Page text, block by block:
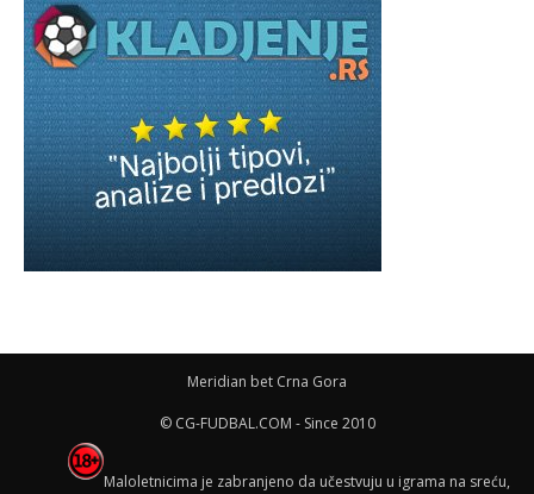
Meridian bet Crna Gora
© CG-FUDBAL.COM - Since 2010
Maloletnicima je zabranjeno da učestvuju u igrama na sreću,